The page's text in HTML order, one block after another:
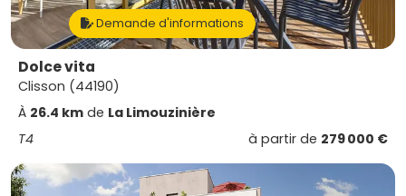
Demande d'informations
Dolce vita
Clisson (44190)
À 26.4 km de La Limouzinière
T4
à partir de 279 000 €